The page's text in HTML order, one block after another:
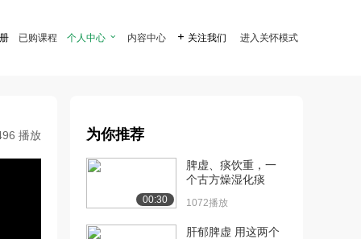
已购课程 个人中心  内容中心  关注我们 进入关怀模式
播放 为你推荐
00:30
脾虚、痰饮重，一
个古方燥湿化痰
1072播放
肝郁脾虚 用这两个